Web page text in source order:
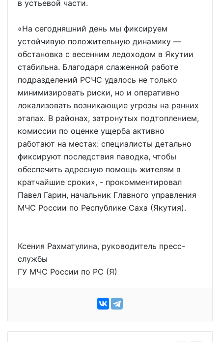
в устьевой части.
«На сегодняшний день мы фиксируем
устойчивую положительную динамику —
обстановка с весенним ледоходом в Якутии
стабильна. Благодаря слаженной работе
подразделений РСЧС удалось не только
минимизировать риски, но и оперативно
локализовать возникающие угрозы на ранних
этапах. В районах, затронутых подтоплением,
комиссии по оценке ущерба активно
работают на местах: специалисты детально
фиксируют последствия паводка, чтобы
обеспечить адресную помощь жителям в
кратчайшие сроки», - прокомментировал
Павел Гарин, начальник Главного управления
МЧС России по Республике Саха (Якутия).
Ксения Рахматулина, руководитель пресс-
службы
ГУ МЧС России по РС (Я)